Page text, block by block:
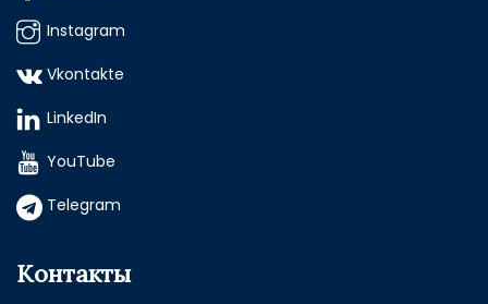
Instagram
Vkontakte
LinkedIn
YouTube
Telegram
Контакты